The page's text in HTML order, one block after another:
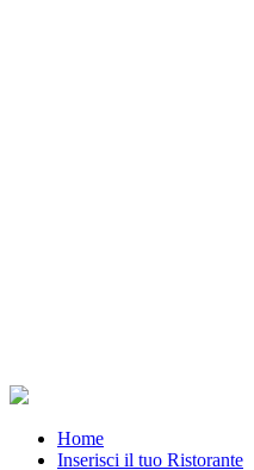
Home
Inserisci il tuo Ristorante